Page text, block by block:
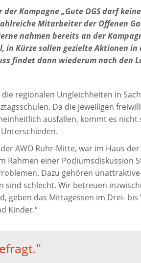
Kampagne „Gute OGS darf
Mitarbeiter der Offenen
nahmen bereits an der
in Kürze sollen gezielte Aktionen
findet dann wiederum nach den
regionalen Ungleichheiten in
Da die jeweiligen
ausfallen, kommt es nicht
AWO Ruhr-Mitte, war im Haus
Rahmen einer Podiumsdiskussion
Dazu gehören unattraktive
sind schlecht. Wir betreuen
geben das Mittagessen im Drei-
Kinder.“